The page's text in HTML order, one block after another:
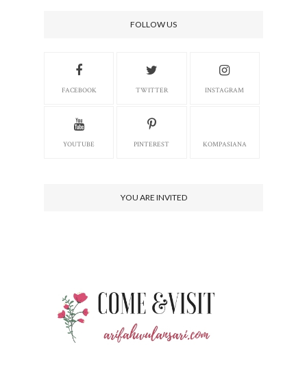
FOLLOW US
FACEBOOK TWITTER INSTAGRAM
YOUTUBE PINTEREST KOMPASIANA
YOU ARE INVITED